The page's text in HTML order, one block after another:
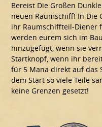
Bereist Die Großen
neuen Raumschiff! In Die
ihr Raumschiffteil-Diener
werden eurem sich im
hinzugefügt, wenn sie
Startknopf, wenn ihr
für 5 Mana direkt auf das
dem Start so viele Teile
keine Grenzen gesetzt!